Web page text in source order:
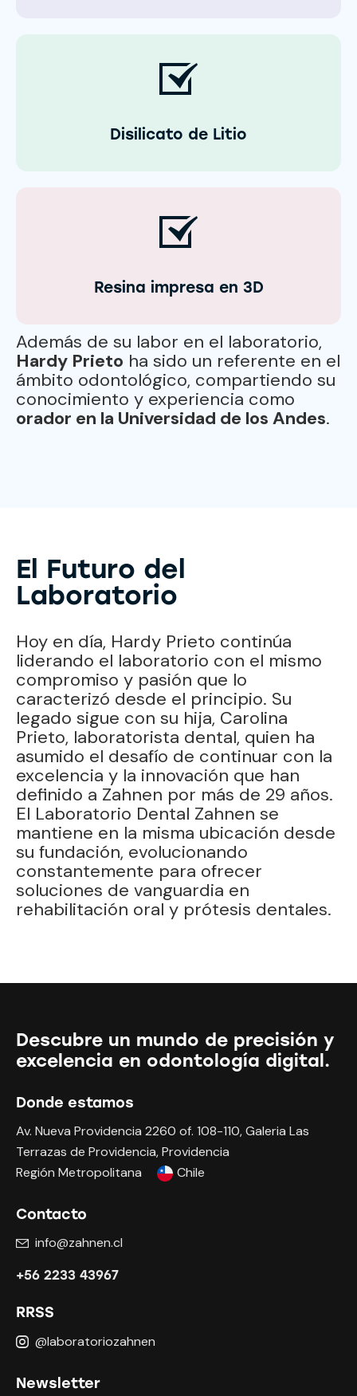
Disilicato de Litio
Resina impresa en 3D
Además de su labor en el laboratorio,
Hardy Prieto ha sido un referente en el
ámbito odontológico, compartiendo su
conocimiento y experiencia como
orador en la Universidad de los Andes.
El Futuro del
Laboratorio
Hoy en día, Hardy Prieto continúa
liderando el laboratorio con el mismo
compromiso y pasión que lo
caracterizó desde el principio. Su
legado sigue con su hija, Carolina
Prieto, laboratorista dental, quien ha
asumido el desafío de continuar con la
excelencia y la innovación que han
definido a Zahnen por más de 29 años.
El Laboratorio Dental Zahnen se
mantiene en la misma ubicación desde
su fundación, evolucionando
constantemente para ofrecer
soluciones de vanguardia en
rehabilitación oral y prótesis dentales.
Descubre un mundo de precisión y
excelencia en odontología digital.
Donde estamos
Av. Nueva Providencia 2260 of. 108-110, Galeria Las
Terrazas de Providencia, Providencia
Región Metropolitana
Chile
Contacto
info@zahnen.cl
+56 2233 43967
RRSS
@laboratoriozahnen
Newsletter